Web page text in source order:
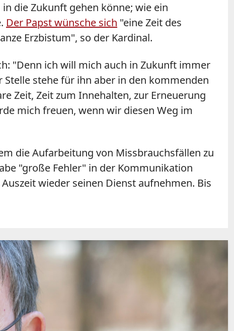
die Zukunft gehen könne; wie ein
Der Papst wünsche sich "eine Zeit des
Erzbistum", so der Kardinal.
"Denn ich will mich auch in Zukunft immer
stehe für ihn aber in den kommenden
Zeit, Zeit zum Innehalten, zur Erneuerung
mich freuen, wenn wir diesen Weg im
die Aufarbeitung von Missbrauchsfällen zu
"große Fehler" in der Kommunikation
wieder seinen Dienst aufnehmen. Bis